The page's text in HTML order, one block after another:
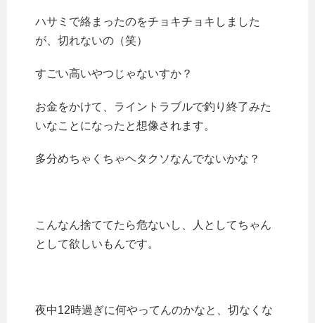
ハサミで絡まったのをチョキチョキしました
が、切れないの（笑）
すごい高いやつじゃないすか？
お金をかけて、ライントラブルで釣り終了みた
いなことになったと想像されます。
多分めちゃくちゃヘタクソなんでないかな？
こんなん捨ててたら危ないし、人としてちゃん
として欲しいもんです。
夜中12時過ぎに何やってんのかなと、切なくな